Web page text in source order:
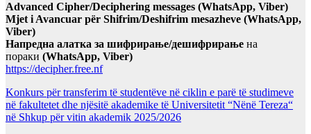
Advanced Cipher/Deciphering messages (WhatsApp, Viber)
Mjet i Avancuar për Shifrim/Deshifrim mesazheve (WhatsApp,
Viber)
Напредна алатка за шифрирање/дешифрирање на
пораки (WhatsApp, Viber)
https://decipher.free.nf
Konkurs për transferim të studentëve në ciklin e parë të studimeve
në fakultetet dhe njësitë akademike të Universitetit “Nënë Tereza“
në Shkup për vitin akademik 2025/2026